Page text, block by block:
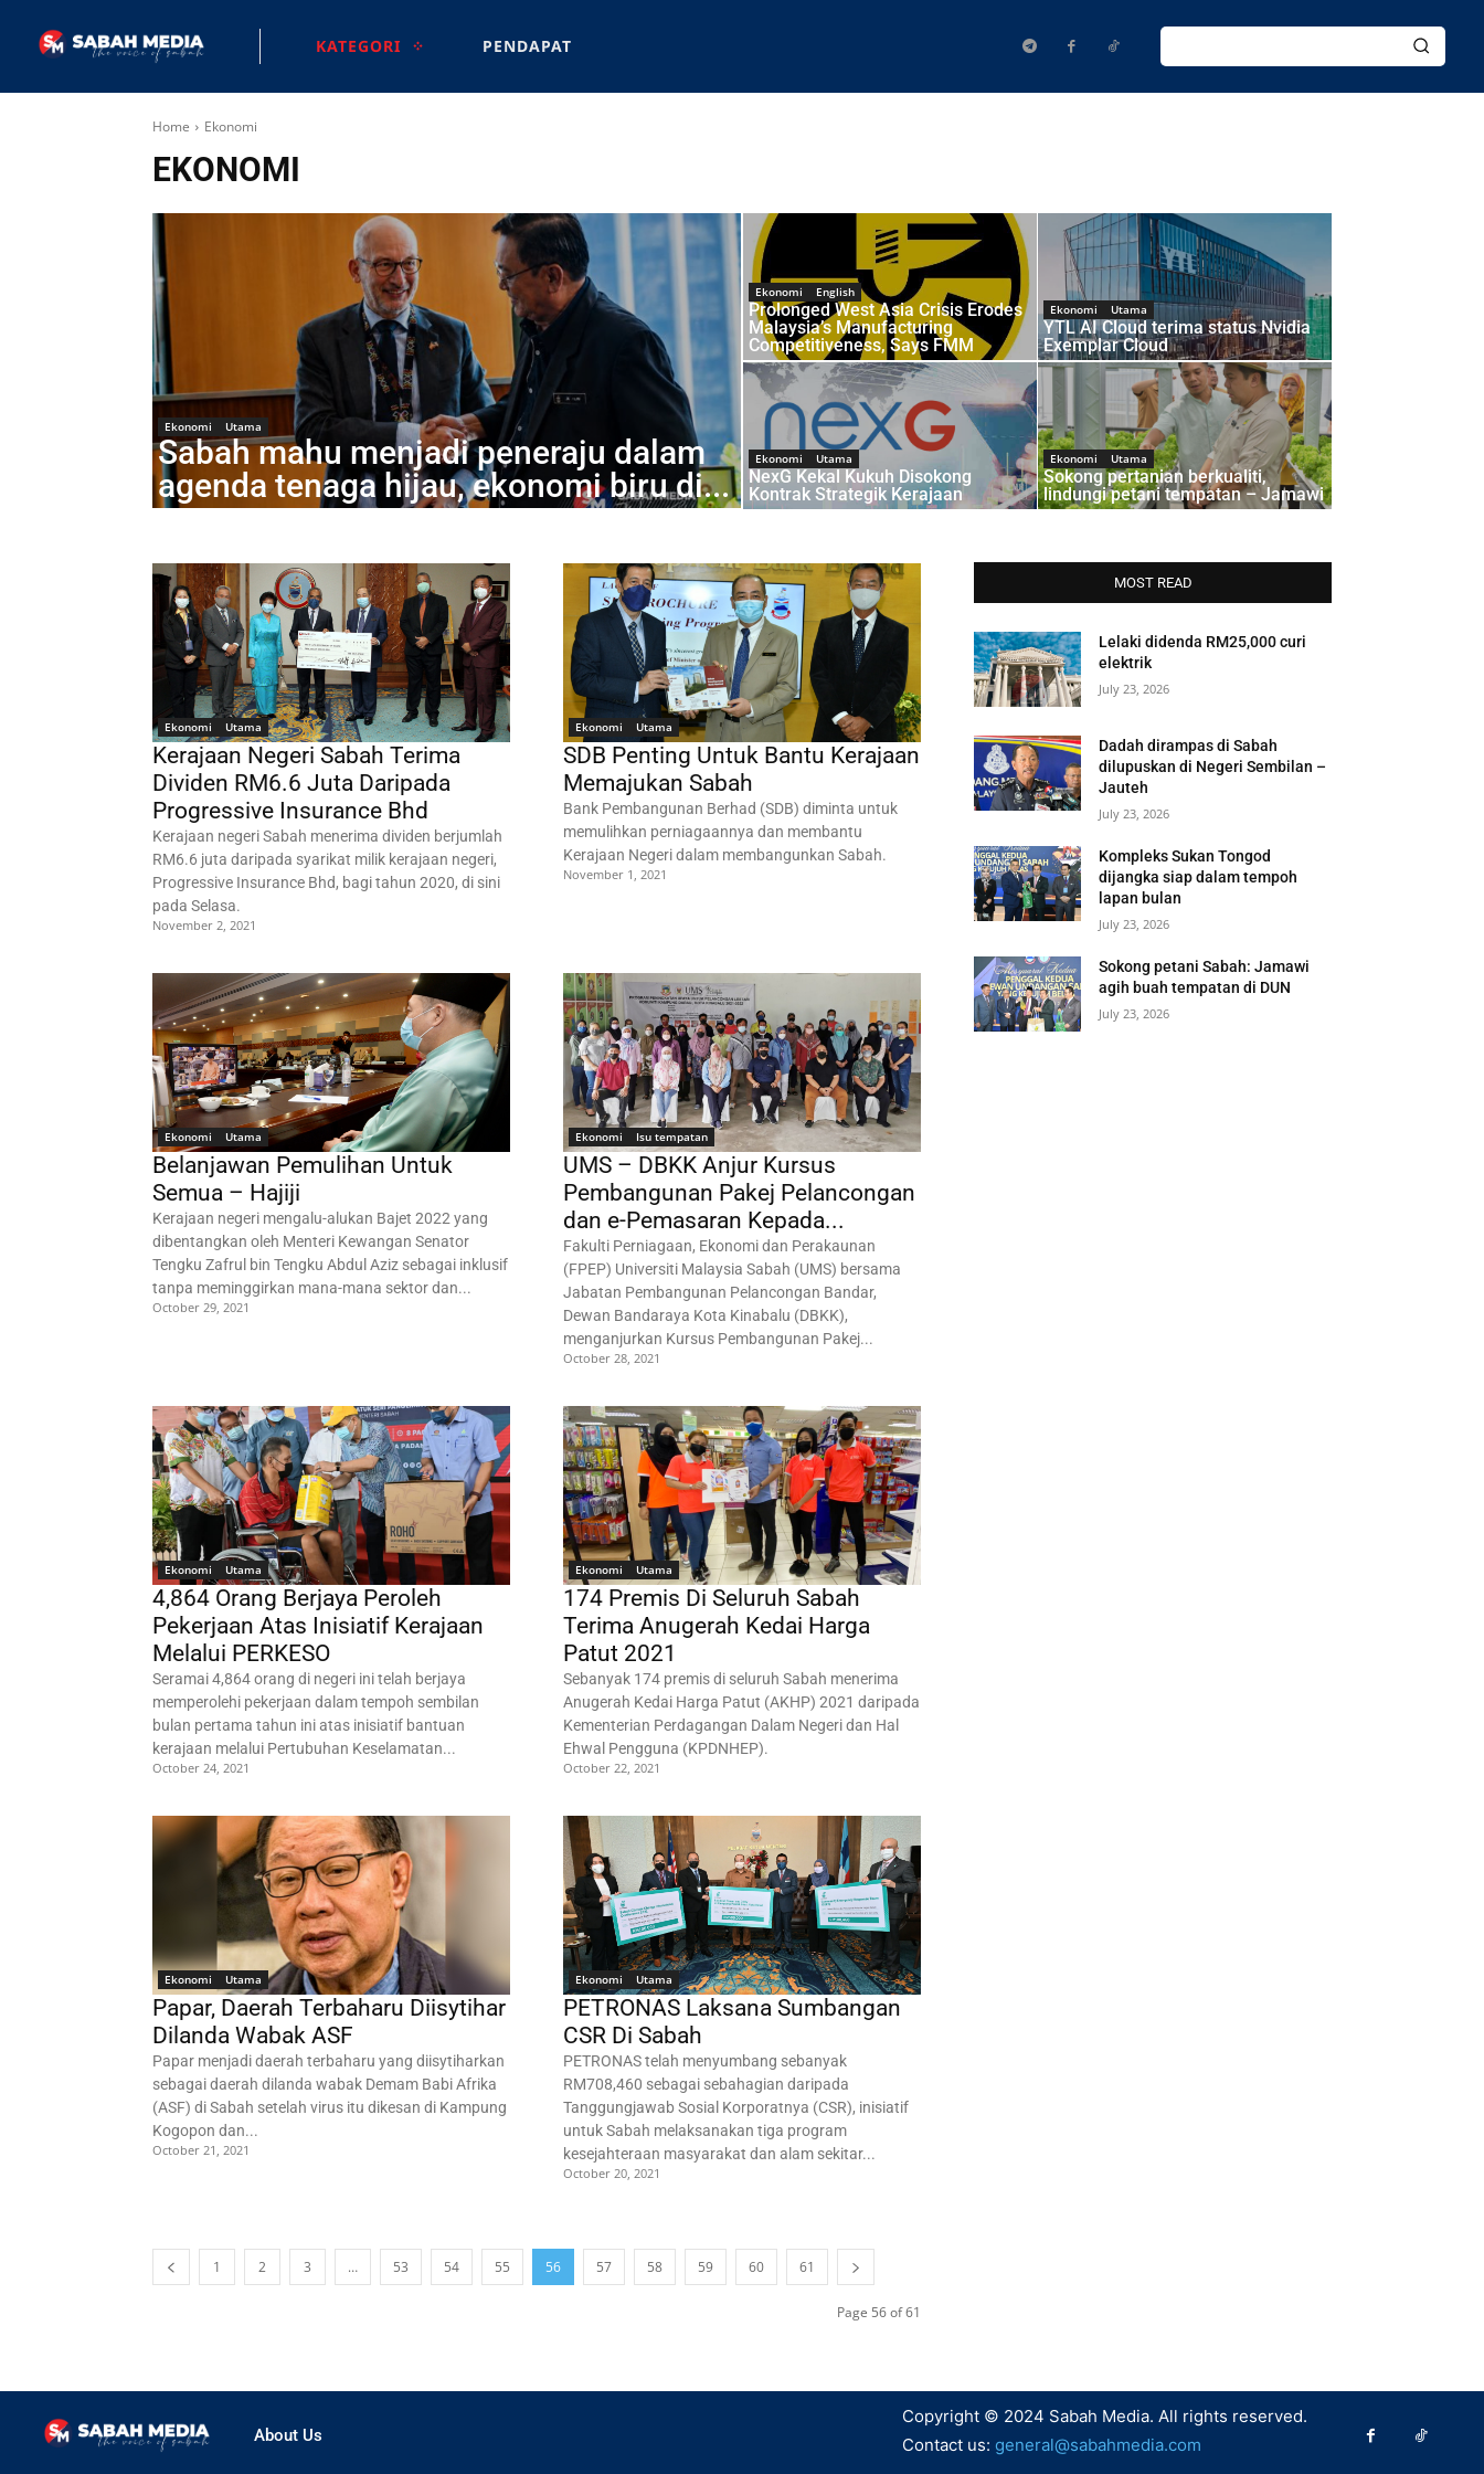
KATEGORI PENDAPAT
Home Ekonomi
EKONOMI
Ekonomi Utama
Sabah mahu menjadi peneraju dalam
agenda tenaga hijau, ekonomi biru di...
Ekonomi English
Prolonged West Asia Crisis Erodes
Malaysia’s Manufacturing
Competitiveness, Says FMM
Ekonomi Utama
YTL AI Cloud terima status Nvidia
Exemplar Cloud
Ekonomi Utama
NexG Kekal Kukuh Disokong
Kontrak Strategik Kerajaan
Ekonomi Utama
Sokong pertanian berkualiti,
lindungi petani tempatan – Jamawi
Ekonomi Utama
Kerajaan Negeri Sabah Terima
Dividen RM6.6 Juta Daripada
Progressive Insurance Bhd
Kerajaan negeri Sabah menerima dividen berjumlah
RM6.6 juta daripada syarikat milik kerajaan negeri,
Progressive Insurance Bhd, bagi tahun 2020, di sini
pada Selasa.
November 2, 2021
Ekonomi Utama
SDB Penting Untuk Bantu Kerajaan
Memajukan Sabah
Bank Pembangunan Berhad (SDB) diminta untuk
memulihkan perniagaannya dan membantu
Kerajaan Negeri dalam membangunkan Sabah.
November 1, 2021
Ekonomi Utama
Belanjawan Pemulihan Untuk
Semua – Hajiji
Kerajaan negeri mengalu-alukan Bajet 2022 yang
dibentangkan oleh Menteri Kewangan Senator
Tengku Zafrul bin Tengku Abdul Aziz sebagai inklusif
tanpa meminggirkan mana-mana sektor dan...
October 29, 2021
Ekonomi Isu tempatan
UMS – DBKK Anjur Kursus
Pembangunan Pakej Pelancongan
dan e-Pemasaran Kepada...
Fakulti Perniagaan, Ekonomi dan Perakaunan
(FPEP) Universiti Malaysia Sabah (UMS) bersama
Jabatan Pembangunan Pelancongan Bandar,
Dewan Bandaraya Kota Kinabalu (DBKK),
menganjurkan Kursus Pembangunan Pakej...
October 28, 2021
Ekonomi Utama
4,864 Orang Berjaya Peroleh
Pekerjaan Atas Inisiatif Kerajaan
Melalui PERKESO
Seramai 4,864 orang di negeri ini telah berjaya
memperolehi pekerjaan dalam tempoh sembilan
bulan pertama tahun ini atas inisiatif bantuan
kerajaan melalui Pertubuhan Keselamatan...
October 24, 2021
Ekonomi Utama
174 Premis Di Seluruh Sabah
Terima Anugerah Kedai Harga
Patut 2021
Sebanyak 174 premis di seluruh Sabah menerima
Anugerah Kedai Harga Patut (AKHP) 2021 daripada
Kementerian Perdagangan Dalam Negeri dan Hal
Ehwal Pengguna (KPDNHEP).
October 22, 2021
Ekonomi Utama
Papar, Daerah Terbaharu Diisytihar
Dilanda Wabak ASF
Papar menjadi daerah terbaharu yang diisytiharkan
sebagai daerah dilanda wabak Demam Babi Afrika
(ASF) di Sabah setelah virus itu dikesan di Kampung
Kogopon dan...
October 21, 2021
Ekonomi Utama
PETRONAS Laksana Sumbangan
CSR Di Sabah
PETRONAS telah menyumbang sebanyak
RM708,460 sebagai sebahagian daripada
Tanggungjawab Sosial Korporatnya (CSR), inisiatif
untuk Sabah melaksanakan tiga program
kesejahteraan masyarakat dan alam sekitar...
October 20, 2021
1 2 3 … 53 54 55 56 57 58 59 60 61
Page 56 of 61
MOST READ
Lelaki didenda RM25,000 curi
elektrik
July 23, 2026
Dadah dirampas di Sabah
dilupuskan di Negeri Sembilan –
Jauteh
July 23, 2026
Kompleks Sukan Tongod
dijangka siap dalam tempoh
lapan bulan
July 23, 2026
Sokong petani Sabah: Jamawi
agih buah tempatan di DUN
July 23, 2026
About Us
Copyright © 2024 Sabah Media. All rights reserved.
Contact us: general@sabahmedia.com